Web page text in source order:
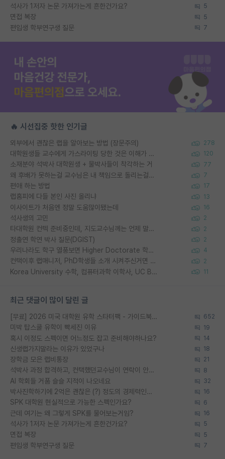
석사가 1저자 논문 가져가는게 흔한건가요? 5
면접 복장 5
편입생 학부연구생 질문 7
🔥 시선집중 핫한 인기글
외부에서 괜찮은 랩을 알아보는 방법 (장문주의) 278
대학원생들 교수에게 가스라이팅 당한 것은 이해가 갑니다. 안타깝네요. 120
소재분야 석박사 대학원생 + 물박사들이 착각하는 거 77
왜 후배가 못하는걸 교수님은 내 책임으로 돌리는걸까요? 7
편애 하는 방법 17
랩홈피에 다들 본인 사진 올리냐 13
이사이트가 처음엔 정말 도움많이됐는데 16
석사생의 고민 2
타대학원 컨텍 준비중인데, 지도교수님께는 언제 말씀드려야 할까요? 2
정출연 학연 박사 질문(DGIST) 2
우리나라도 학구 열풍보면 Higher Doctorate 학위가 필요하다고 봅니다. 4
컨택이후 랩매니저, PhD학생들 소개 시켜주신거면 거의 컨펌에 가깝나요? 2
Korea University 수학, 컴퓨터과학 이학사, UC Berkeley 산업공학 대학원 공학박사가 되는 것은 쉽지 않겠죠? 11
최근 댓글이 많이 달린 글
[무료] 2026 미국 대학원 유학 스타터팩 - 가이드북 & 합격자 컨택메일 템플릿 652
미박 탑스쿨 유학이 빡세진 이유 19
혹시 이정도 스펙이면 어느정도 잡고 준비해야하나요? 14
신생랩가지말라는 이유가 있었구나 18
장학금 모은 랩비통장 21
석박사 과정 합격하고, 컨택했던교수님이 연락이 안됩니다... 8
AI 학회들 거품 슬슬 지적이 나오네요 32
박사진학하기에 2억은 괜찮은 (?) 정도의 경제력인가요 16
SPK 대학원 현실적으로 가능한 스펙인가요? 6
근데 여기는 왜 그렇게 SPK를 물어보는거임? 16
석사가 1저자 논문 가져가는게 흔한건가요? 5
면접 복장 5
편입생 학부연구생 질문 7